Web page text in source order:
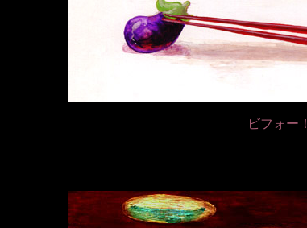
ビフォー！